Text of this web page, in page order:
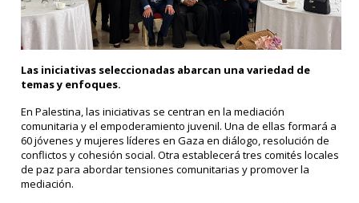
Las iniciativas seleccionadas abarcan una variedad de
temas y enfoques.
En Palestina, las iniciativas se centran en la mediación
comunitaria y el empoderamiento juvenil. Una de ellas formará a
60 jóvenes y mujeres líderes en Gaza en diálogo, resolución de
conflictos y cohesión social. Otra establecerá tres comités locales
de paz para abordar tensiones comunitarias y promover la
mediación.